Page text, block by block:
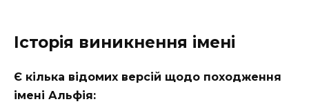
Історія виникнення імені
Є кілька відомих версій щодо походження
імені Альфія: